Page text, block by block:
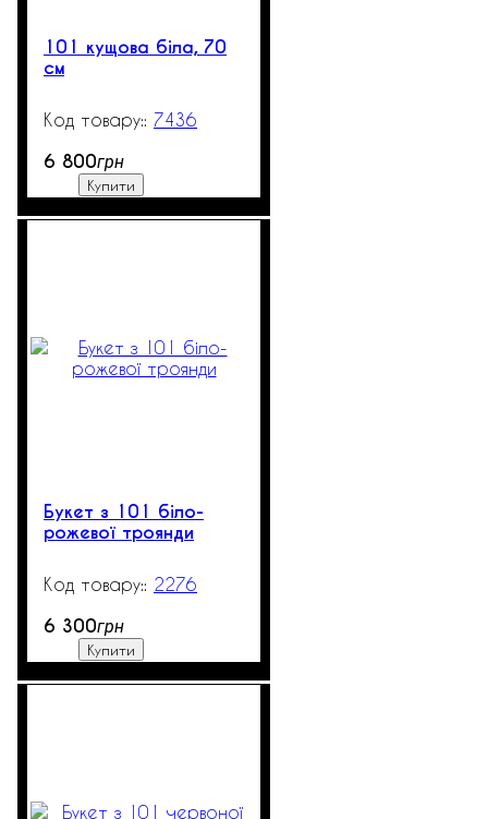
101 кущова біла, 70
см
7436
6 800грн
Купити
Букет з 101 біло-
рожевої троянди
2276
6 300грн
Купити